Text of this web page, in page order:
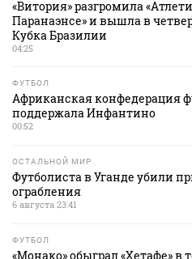
«Витория» разгромила
Паранаэнсе» и вышла в
Кубка Бразилии
04:25
ФУТБОЛ
Африканская конфедерация
поддержала Инфантино
00:52
ОСТАЛЬНОЙ МИР
Футболиста в Уганде убили
ограбления
6 августа 23:41
ФУТБОЛ
«Монако» обыграл «Хетафе» в